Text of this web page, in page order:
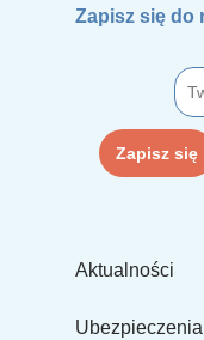
Zapisz się do
Aktualności
Ubezpieczenia